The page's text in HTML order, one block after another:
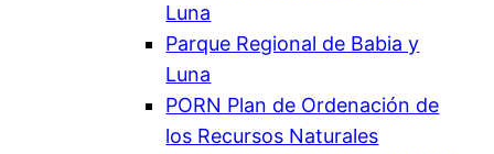
Luna
Parque Regional de Babia y
Luna
PORN Plan de Ordenación de
los Recursos Naturales